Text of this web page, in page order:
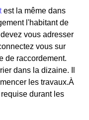
est la même dans
l'habitant de
vous adresser
vous sur
de raccordement.
dans la dizaine. Il
les travaux.À
durant les